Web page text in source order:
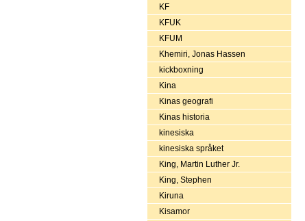
KF
KFUK
KFUM
Khemiri, Jonas Hassen
kickboxning
Kina
Kinas geografi
Kinas historia
kinesiska
kinesiska språket
King, Martin Luther Jr.
King, Stephen
Kiruna
Kisamor